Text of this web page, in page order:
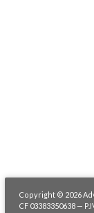
Copyright © 2026
CF 03383350638 —